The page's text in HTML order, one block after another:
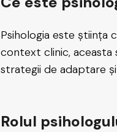
Psihologia este știința
context clinic,
strategii de adaptare
Rolul